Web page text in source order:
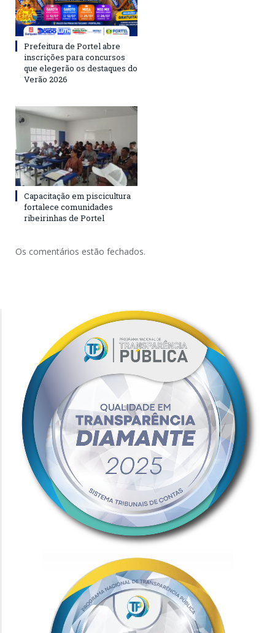
Prefeitura de Portel abre
inscrições para concursos
que elegerão os destaques do
Verão 2026
Capacitação em piscicultura
fortalece comunidades
ribeirinhas de Portel
Os comentários estão fechados.